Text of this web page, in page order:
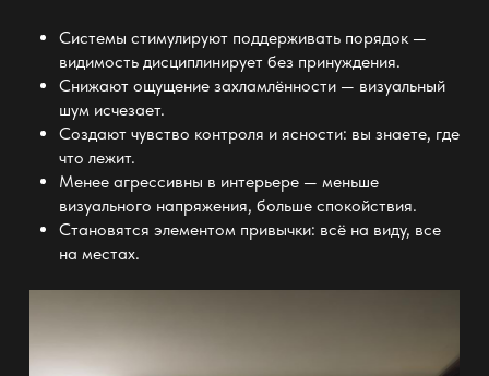
Системы стимулируют поддерживать порядок —
видимость дисциплинирует без принуждения.
Снижают ощущение захламлённости — визуальный
шум исчезает.
Создают чувство контроля и ясности: вы знаете, где
что лежит.
Менее агрессивны в интерьере — меньше
визуального напряжения, больше спокойствия.
Становятся элементом привычки: всё на виду, все
на местах.